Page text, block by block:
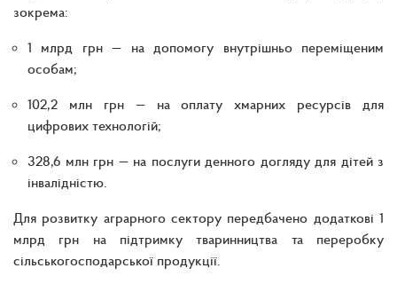
зокрема:
1 млрд грн — на допомогу внутрішньо переміщеним
особам;
102,2 млн грн — на оплату хмарних ресурсів для
цифрових технологій;
328,6 млн грн — на послуги денного догляду для дітей з
інвалідністю.
Для розвитку аграрного сектору передбачено додаткові 1
млрд грн на підтримку тваринництва та переробку
сільськогосподарської продукції.